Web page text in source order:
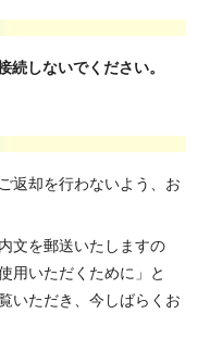
続しないでください。
返却を行わないよう、お
文を郵送いたしますの
用いただくために」と
いただき、今しばらくお